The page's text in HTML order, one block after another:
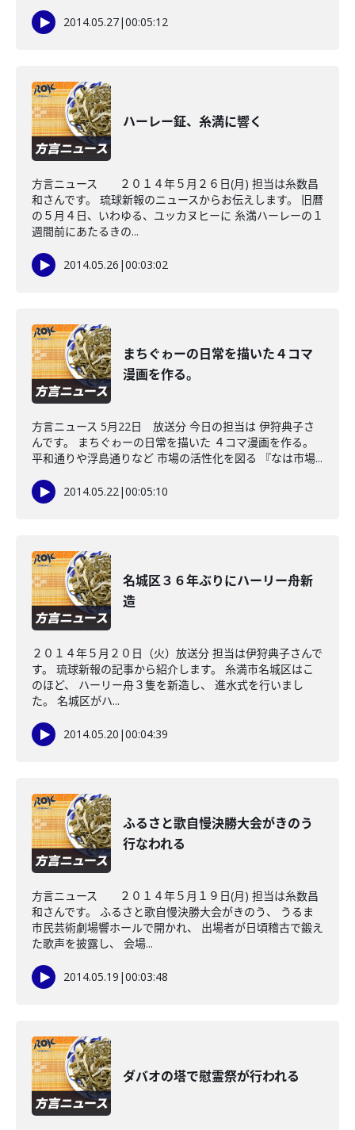
2014.05.27|00:05:12
ハーレー鉦、糸満に響く
方言ニュース ２０１４年５月２６日(月) 担当は糸数昌
和さんです。 琉球新報のニュースからお伝えします。 旧暦
の５月４日、いわゆる、ユッカヌヒーに 糸満ハーレーの１
週間前にあたるきの...
2014.05.26 |00:03:02
まちぐゎーの日常を描いた４コマ
漫画を作る。
方言ニュース 5月22日 放送分 今日の担当は 伊狩典子さ
んです。 まちぐゎーの日常を描いた ４コマ漫画を作る。
平和通りや浮島通りなど 市場の活性化を図る 『なは市場...
2014.05.22|00:05:10
名城区３６年ぶりにハーリー舟新
造
２０１４年５月２０日（火）放送分 担当は伊狩典子さんで
す。 琉球新報の記事から紹介します。 糸満市名城区はこ
のほど、 ハーリー舟３隻を新造し、 進水式を行いまし
た。 名城区がハ...
2014.05.20 |00:04:39
ふるさと歌自慢決勝大会がきのう
行なわれる
方言ニュース ２０１４年５月１９日(月) 担当は糸数昌
和さんです。 ふるさと歌自慢決勝大会がきのう、 うるま
市民芸術劇場響ホールで開かれ、 出場者が日頃稽古で鍛え
た歌声を披露し、 会場...
2014.05.19 |00:03:48
ダバオの塔で慰霊祭が行われる